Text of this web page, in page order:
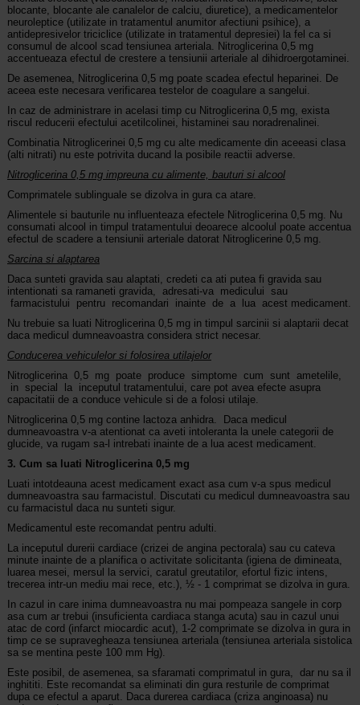
blocante, blocante ale canalelor de calciu, diuretice), a medicamentelor
neuroleptice (utilizate in tratamentul anumitor afectiuni psihice), a
antidepresivelor triciclice (utilizate in tratamentul depresiei) la fel ca si
consumul de alcool scad tensiunea arteriala. Nitroglicerina 0,5 mg
accentueaza efectul de crestere a tensiunii arteriale al dihidroergotaminei.
De asemenea, Nitroglicerina 0,5 mg poate scadea efectul heparinei. De
aceea este necesara verificarea testelor de coagulare a sangelui.
In caz de administrare in acelasi timp cu Nitroglicerina 0,5 mg, exista
riscul reducerii efectului acetilcolinei, histaminei sau noradrenalinei.
Combinatia Nitroglicerinei 0,5 mg cu alte medicamente din aceeasi clasa
(alti nitrati) nu este potrivita ducand la posibile reactii adverse.
Nitroglicerina 0,5 mg impreuna cu alimente, bauturi si alcool
Comprimatele sublinguale se dizolva in gura ca atare.
Alimentele si bauturile nu influenteaza efectele Nitroglicerina 0,5 mg. Nu
consumati alcool in timpul tratamentului deoarece alcoolul poate accentua
efectul de scadere a tensiunii arteriale datorat Nitroglicerine 0,5 mg.
Sarcina si alaptarea
Daca sunteti gravida sau alaptati, credeti ca ati putea fi gravida sau
intentionati sa ramaneti gravida, adresati-va medicului sau
farmacistului pentru recomandari inainte de a lua acest medicament.
Nu trebuie sa luati Nitroglicerina 0,5 mg in timpul sarcinii si alaptarii decat
daca medicul dumneavoastra considera strict necesar.
Conducerea vehiculelor si folosirea utilajelor
Nitroglicerina 0,5 mg poate produce simptome cum sunt ametelile,
in special la inceputul tratamentului, care pot avea efecte asupra
capacitatii de a conduce vehicule si de a folosi utilaje.
Nitroglicerina 0,5 mg contine lactoza anhidra. Daca medicul
dumneavoastra v-a atentionat ca aveti intoleranta la unele categorii de
glucide, va rugam sa-l intrebati inainte de a lua acest medicament.
3. Cum sa luati Nitroglicerina 0,5 mg
Luati intotdeauna acest medicament exact asa cum v-a spus medicul
dumneavoastra sau farmacistul. Discutati cu medicul dumneavoastra sau
cu farmacistul daca nu sunteti sigur.
Medicamentul este recomandat pentru adulti.
La inceputul durerii cardiace (crizei de angina pectorala) sau cu cateva
minute inainte de a planifica o activitate solicitanta (igiena de dimineata,
luarea mesei, mersul la servici, caratul greutatilor, efortul fizic intens,
trecerea intr-un mediu mai rece, etc.), ½ - 1 comprimat se dizolva in gura.
In cazul in care inima dumneavoastra nu mai pompeaza sangele in corp
asa cum ar trebui (insuficienta cardiaca stanga acuta) sau in cazul unui
atac de cord (infarct miocardic acut), 1-2 comprimate se dizolva in gura in
timp ce se supravegheaza tensiunea arteriala (tensiunea arteriala sistolica
sa se mentina peste 100 mm Hg).
Este posibil, de asemenea, sa sfaramati comprimatul in gura, dar nu sa il
inghititi. Este recomandat sa eliminati din gura resturile de comprimat
dupa ce efectul a aparut. Daca durerea cardiaca (criza anginoasa) nu